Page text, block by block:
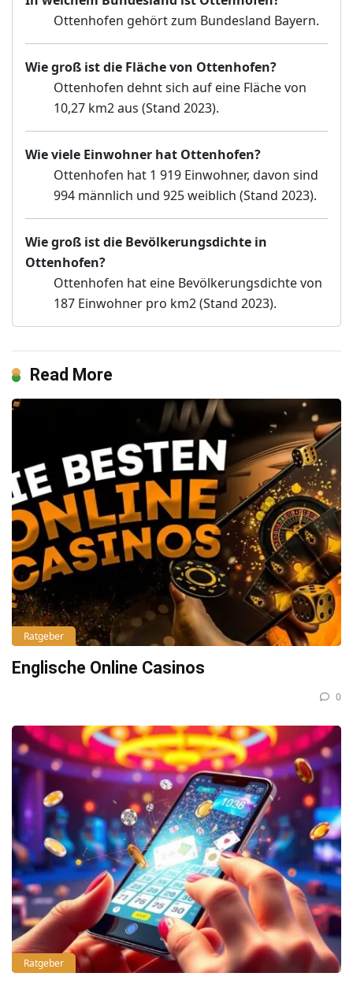
Ottenhofen gehört zum Bundesland Bayern.
Wie groß ist die Fläche von Ottenhofen?
Ottenhofen dehnt sich auf eine Fläche von
10,27 km2 aus (Stand 2023).
Wie viele Einwohner hat Ottenhofen?
Ottenhofen hat 1 919 Einwohner, davon sind
994 männlich und 925 weiblich (Stand 2023).
Wie groß ist die Bevölkerungsdichte in
Ottenhofen?
Ottenhofen hat eine Bevölkerungsdichte von
187 Einwohner pro km2 (Stand 2023).
Read More
Ratgeber
Englische Online Casinos
0
Ratgeber